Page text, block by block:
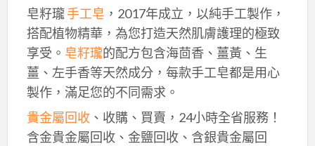
皂籽瓏手工皂 ，2017年成立，以純手工製作，
搭配植物精華，為您打造天然肌膚護理的極致
享受。 皂籽瓏的配方包含海茴香、薑黃、生
薑、左手香等天然成分，每款手工皂都是用心
製作，滿足您的不同需求。
貴金屬回收、收購、買賣，24小時全省服務！
含金貴金屬回收、金鹽回收、含銀貴金屬回